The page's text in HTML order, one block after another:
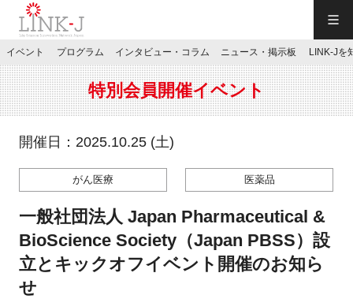
JP／EN
特別会員専用メニュー
施設ご予約
お問い合わせ
イベント プログラム インタビュー・コラム ニュース・掲示板 LINK-Jを
特別会員開催イベント
開催日：2025.10.25 (土)
がん医療 医薬品
一般社団法人 Japan Pharmaceutical &
BioScience Society（Japan PBSS）設
立とキックオフイベント開催のお知ら
せ